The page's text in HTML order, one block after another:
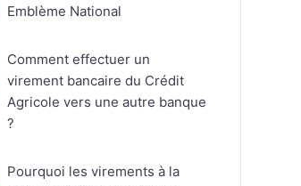
Emblème National
Comment effectuer un
virement bancaire du Crédit
Agricole vers une autre banque
?
Pourquoi les virements à la